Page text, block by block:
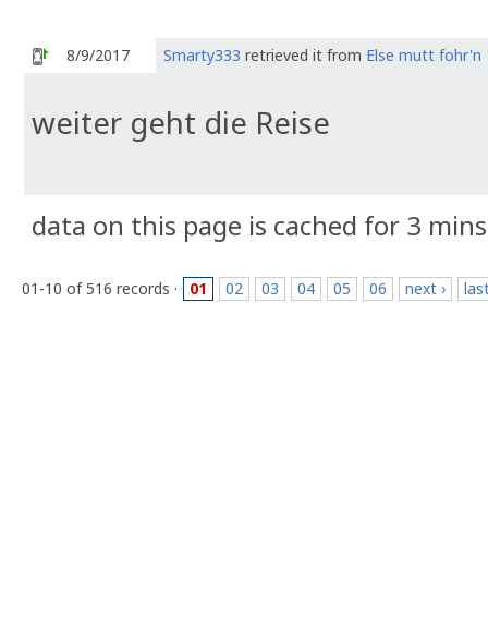
8/9/2017 Smarty333 retrieved it from Else mutt fohr'n
weiter geht die Reise
data on this page is cached for 3 mins
01-10 of 516 records · 01 02 03 04 05 06 next ›